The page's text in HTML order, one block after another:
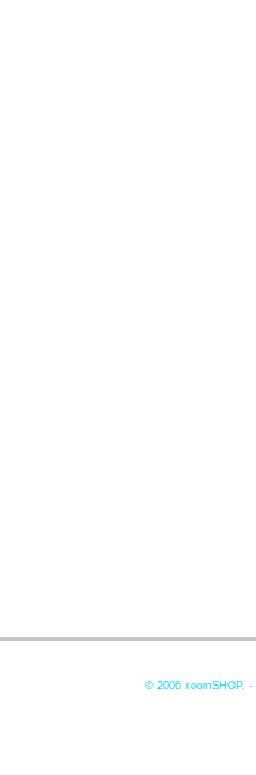
© 2006 xoomSHOP. -